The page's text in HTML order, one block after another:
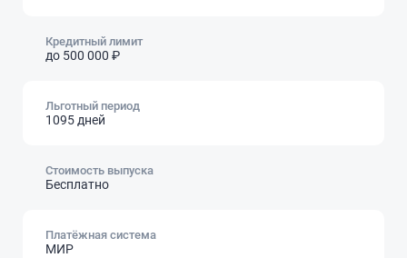
Кредитный лимит
до 500 000 ₽
Льготный период
1095 дней
Стоимость выпуска
Бесплатно
Платёжная система
МИР